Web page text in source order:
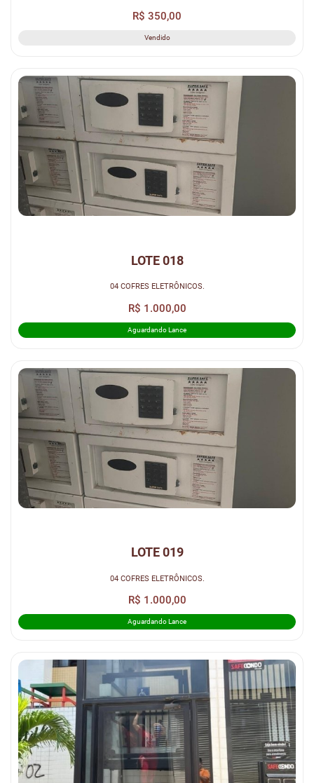
R$ 350,00
Vendido
LOTE 018
04 COFRES ELETRÔNICOS.
R$ 1.000,00
Aguardando Lance
LOTE 019
04 COFRES ELETRÔNICOS.
R$ 1.000,00
Aguardando Lance